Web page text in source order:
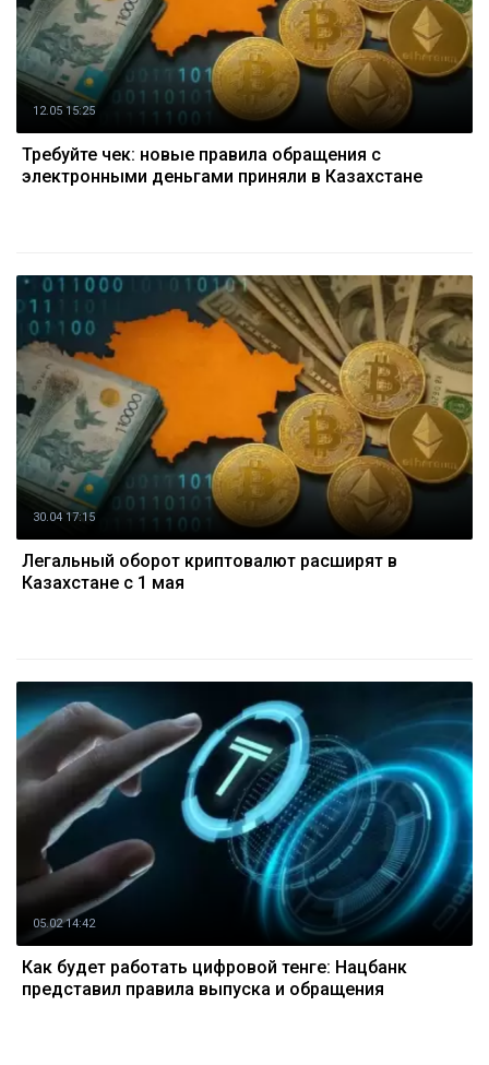
12.05 15:25
Требуйте чек: новые правила обращения с
электронными деньгами приняли в Казахстане
30.04 17:15
Легальный оборот криптовалют расширят в
Казахстане с 1 мая
05.02 14:42
Как будет работать цифровой тенге: Нацбанк
представил правила выпуска и обращения